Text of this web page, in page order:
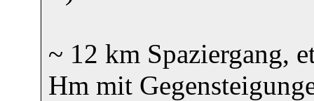
~ 12 km Spaziergang,
Hm mit